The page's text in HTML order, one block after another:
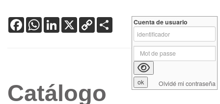
FacebookWhatsApp
LinkedIn
X Copy
Link
Catálogo
Cuenta de usuario
Olvidé mi contraseña